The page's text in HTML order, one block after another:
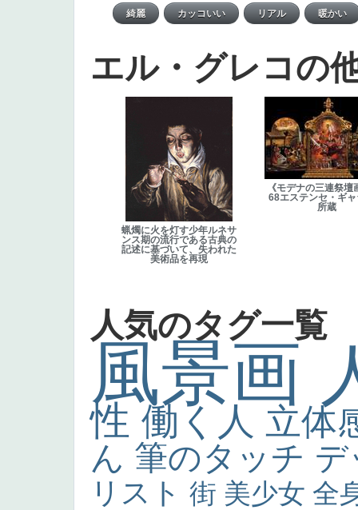
エル・グレコの
蝋燭に火を灯す少年ルネサ
ンス期の流行である古典の
記述に基づいて、失われた
美術品を再現
《モデナの三連祭壇
68エステンセ・ギ
所蔵
人気のタグ一覧
風景画
性 働く人 立体
ん 筆のタッチ
リスト 街 美少女 全